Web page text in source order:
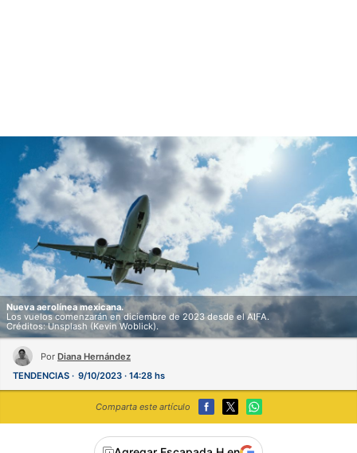
Nueva aerolínea mexicana.
Los vuelos comenzarán en diciembre de 2023 desde el AIFA.
Créditos: Unsplash (Kevin Woblick).
Por Diana Hernández
TENDENCIAS
9/10/2023 · 14:28 hs
Comparta este artículo